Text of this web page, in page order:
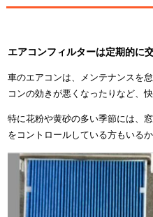
エアコンフィルターは定期的に
車のエアコンは、メンテナンスを
コンの効きが悪くなったりなど、
特に花粉や黄砂の多い季節には、
をコントロールしている方もいるか